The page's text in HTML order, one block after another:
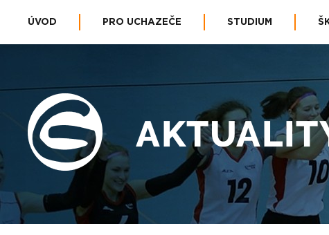
ÚVOD PRO UCHAZEČE STUDIUM